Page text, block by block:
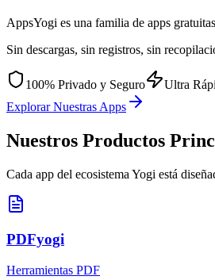
AppsYogi es una familia de apps
Sin descargas, sin registros, sin
100% Privado y Seguro Ultra
Explorar Nuestras Apps
Nuestros Productos
Cada app del ecosistema Yogi está
PDFyogi
Herramientas PDF